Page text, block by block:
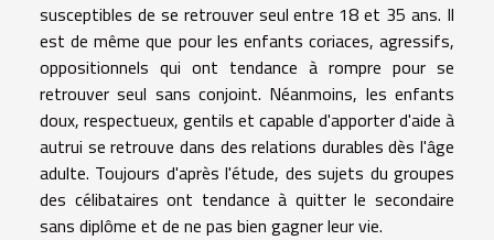
susceptibles de se retrouver seul entre 18 et 35 ans. Il
est de même que pour les enfants coriaces, agressifs,
oppositionnels qui ont tendance à rompre pour se
retrouver seul sans conjoint. Néanmoins, les enfants
doux, respectueux, gentils et capable d'apporter d'aide à
autrui se retrouve dans des relations durables dès l'âge
adulte. Toujours d'après l'étude, des sujets du groupes
des célibataires ont tendance à quitter le secondaire
sans diplôme et de ne pas bien gagner leur vie.